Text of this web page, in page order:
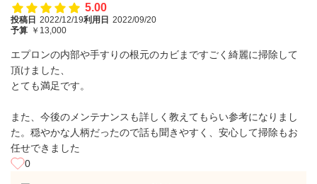
5.00
投稿日 2022/12/19利用日 2022/09/20
予算 ￥13,000
エプロンの内部や手すりの根元のカビまですごく綺麗に掃除して
頂けました、
とても満足です。
また、今後のメンテナンスも詳しく教えてもらい参考になりまし
た。穏やかな人柄だったので話も聞きやすく、安心して掃除もお
任せできました
0